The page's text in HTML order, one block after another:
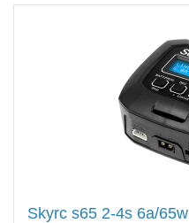
Skyrc s65 2-4s 6a/65w